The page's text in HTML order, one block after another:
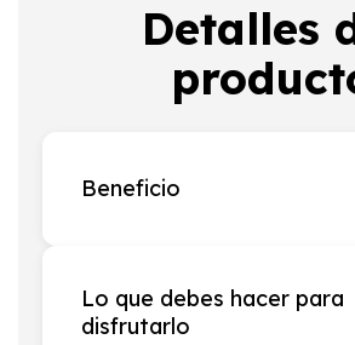
Detalles
Beneficio
Lo que debes hacer para
disfrutarlo